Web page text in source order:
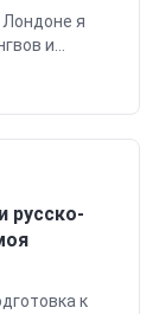
я
и
русско-
к